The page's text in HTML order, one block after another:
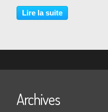
sauvage et traître lorsqu’elle
battue par les vents. Les
Lire la suite
Archives